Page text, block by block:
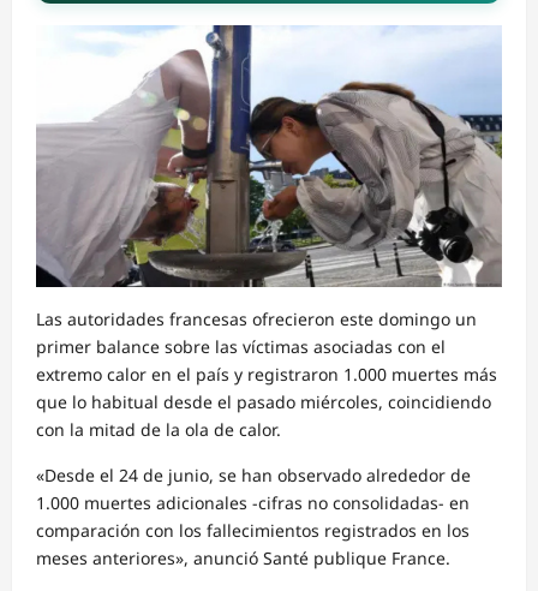
Las autoridades francesas ofrecieron este domingo un
primer balance sobre las víctimas asociadas con el
extremo calor en el país y registraron 1.000 muertes más
que lo habitual desde el pasado miércoles, coincidiendo
con la mitad de la ola de calor.
«Desde el 24 de junio, se han observado alrededor de
1.000 muertes adicionales -cifras no consolidadas- en
comparación con los fallecimientos registrados en los
meses anteriores», anunció Santé publique France.